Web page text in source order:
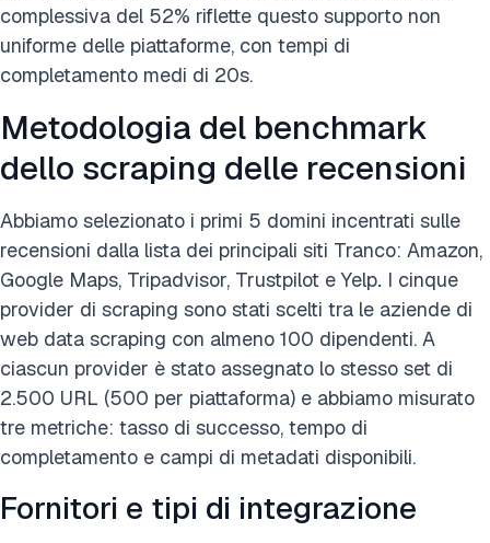
complessiva del 52% riflette questo supporto non
uniforme delle piattaforme, con tempi di
completamento medi di 20s.
Metodologia del benchmark
dello scraping delle recensioni
Abbiamo selezionato i primi 5 domini incentrati sulle
recensioni dalla lista dei principali siti Tranco: Amazon,
Google Maps, Tripadvisor, Trustpilot e Yelp. I cinque
provider di scraping sono stati scelti tra le aziende di
web data scraping con almeno 100 dipendenti. A
ciascun provider è stato assegnato lo stesso set di
2.500 URL (500 per piattaforma) e abbiamo misurato
tre metriche: tasso di successo, tempo di
completamento e campi di metadati disponibili.
Fornitori e tipi di integrazione